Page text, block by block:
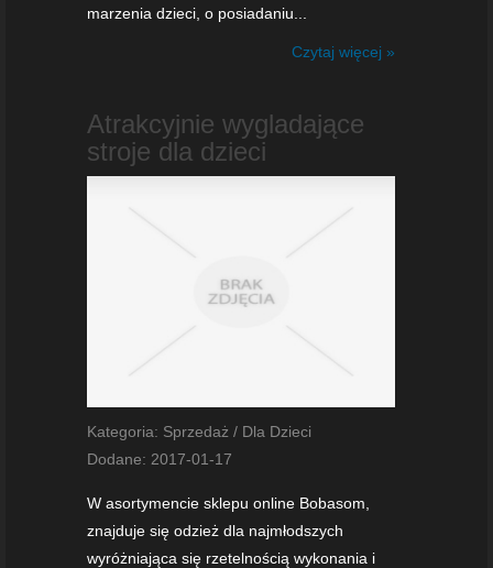
marzenia dzieci, o posiadaniu...
Czytaj więcej »
Atrakcyjnie wygladające
stroje dla dzieci
Kategoria: Sprzedaż / Dla Dzieci
Dodane: 2017-01-17
W asortymencie sklepu online Bobasom,
znajduje się odzież dla najmłodszych
wyróżniająca się rzetelnością wykonania i